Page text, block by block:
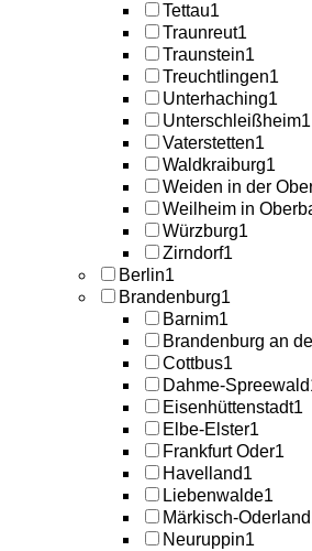
Tettau1
Traunreut1
Traunstein1
Treuchtlingen1
Unterhaching1
Unterschleißheim1
Vaterstetten1
Waldkraiburg1
Weiden in der
Weilheim in
Würzburg1
Zirndorf1
Berlin1
Brandenburg1
Barnim1
Brandenburg an
Cottbus1
Dahme-Spreewald
Eisenhüttenstadt1
Elbe-Elster1
Frankfurt Oder1
Havelland1
Liebenwalde1
Märkisch-Oderland
Neuruppin1